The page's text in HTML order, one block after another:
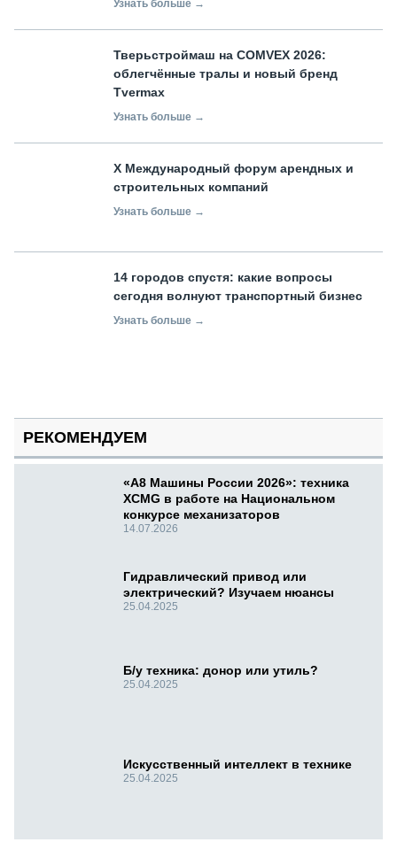
Узнать больше →
Тверьстроймаш на COMVEX 2026:
облегчённые тралы и новый бренд
Tvermax
Узнать больше →
X Международный форум арендных и
строительных компаний
Узнать больше →
14 городов спустя: какие вопросы
сегодня волнуют транспортный бизнес
Узнать больше →
РЕКОМЕНДУЕМ
«А8 Машины России 2026»: техника
XCMG в работе на Национальном
конкурсе механизаторов
14.07.2026
Гидравлический привод или
электрический? Изучаем нюансы
25.04.2025
Б/у техника: донор или утиль?
25.04.2025
Искусственный интеллект в технике
25.04.2025